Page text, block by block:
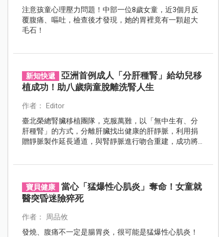
注意孩童心理壓力問題！中部一位8歲女童，近3個月反
覆腹痛、嘔吐，檢查後才發現，她的胃裡竟有一顆超大
毛石！
新知快遞
亞洲首例成人「分肝種腎」給幼兒移
植成功！助八歲病童脫離洗腎人生
作者： Editor
臺北榮總腎臟移植團隊，克服萬難，以「無中生有、分
肝種腎」的方式，分離肝臟找出健康的肝靜脈，利用捐
贈靜脈製作延長通道，與腎靜脈進行吻合重建，成功將
曾施行二例。
寶貝健康
當心「猛爆性心肌炎」奪命！女童就
醫突昏迷險猝死
作者： 周品攸
發燒、腹痛不一定是腸胃炎，很可能是猛爆性心肌炎！